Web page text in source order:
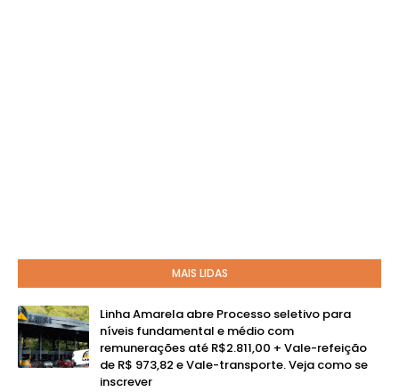
MAIS LIDAS
Linha Amarela abre Processo seletivo para
níveis fundamental e médio com
remunerações até R$2.811,00 + Vale-refeição
de R$ 973,82 e Vale-transporte. Veja como se
inscrever